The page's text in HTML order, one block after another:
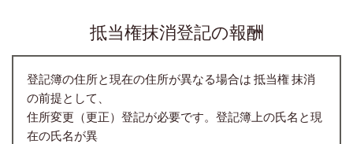
抵当権抹消登記の報酬
登記簿の住所と現在の住所が異なる場合は 抵当権 抹消
の前提として、
住所変更（更正）登記が必要です。登記簿上の氏名と現
在の氏名が異